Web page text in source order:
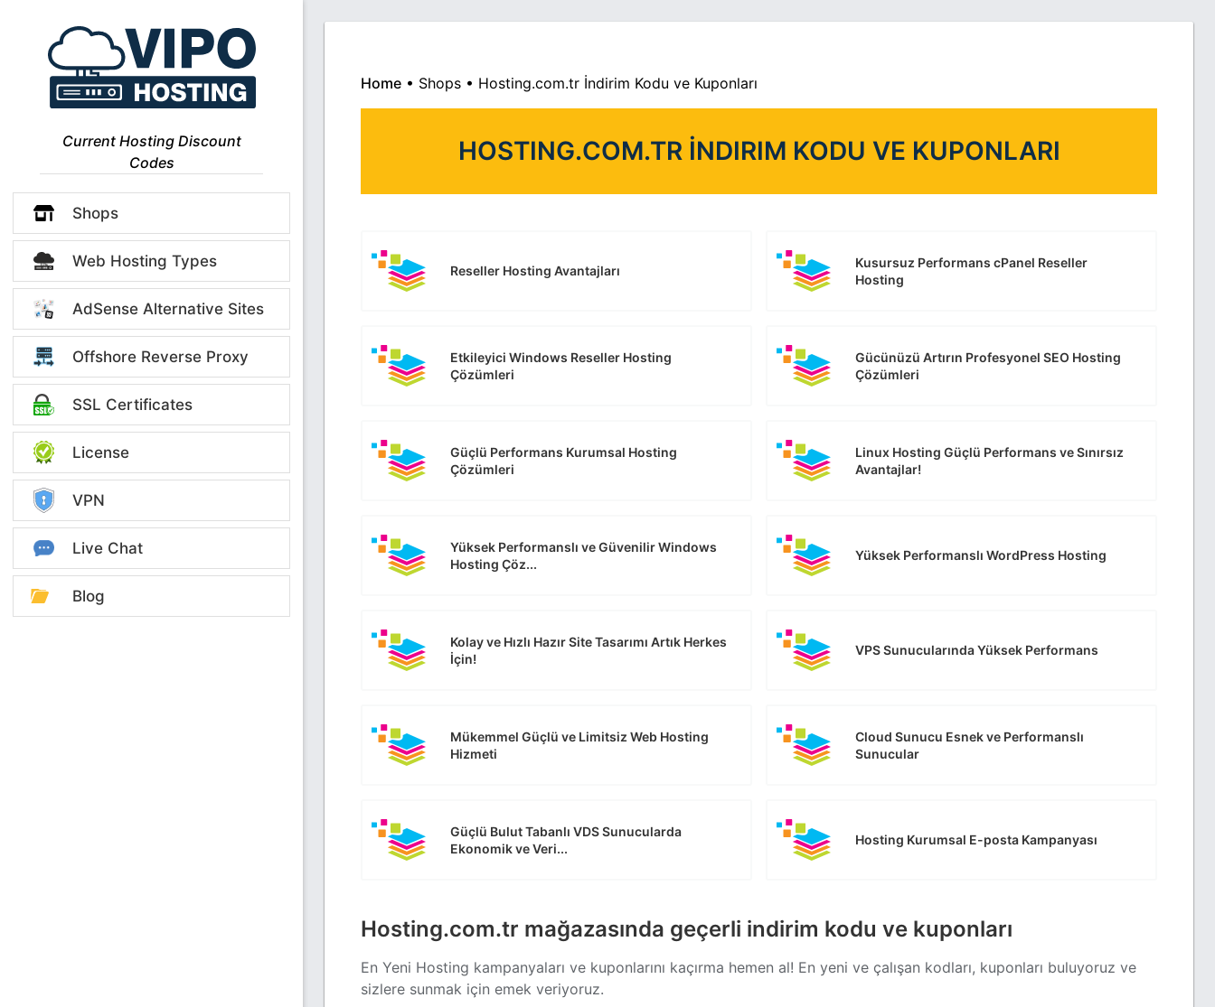
Current Hosting Discount
Codes
Shops
Web Hosting Types
AdSense Alternative Sites
Offshore Reverse Proxy
SSL Certificates
License
VPN
Live Chat
Blog
Home • Shops • Hosting.com.tr İndirim Kodu ve Kuponları
HOSTING.COM.TR İNDIRIM KODU VE KUPONLARI
Reseller Hosting Avantajları
Kusursuz Performans cPanel Reseller
Hosting
Etkileyici Windows Reseller Hosting
Çözümleri
Gücünüzü Artırın Profesyonel SEO Hosting
Çözümleri
Güçlü Performans Kurumsal Hosting
Çözümleri
Linux Hosting Güçlü Performans ve Sınırsız
Avantajlar!
Yüksek Performanslı ve Güvenilir Windows
Hosting Çöz...
Yüksek Performanslı WordPress Hosting
Kolay ve Hızlı Hazır Site Tasarımı Artık Herkes
İçin!
VPS Sunucularında Yüksek Performans
Mükemmel Güçlü ve Limitsiz Web Hosting
Hizmeti
Cloud Sunucu Esnek ve Performanslı
Sunucular
Güçlü Bulut Tabanlı VDS Sunucularda
Ekonomik ve Veri...
Hosting Kurumsal E-posta Kampanyası
Hosting.com.tr mağazasında geçerli indirim kodu ve kuponları
En Yeni Hosting kampanyaları ve kuponlarını kaçırma hemen al! En yeni ve çalışan kodları, kuponları buluyoruz ve
sizlere sunmak için emek veriyoruz.